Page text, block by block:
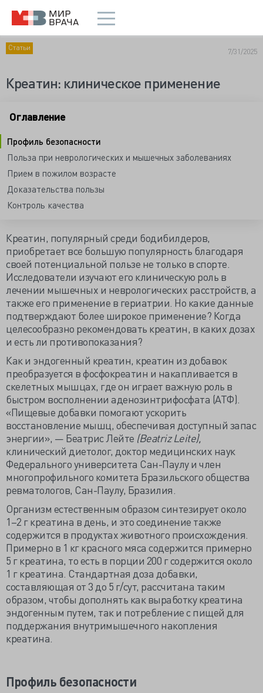
Статьи 7/31/2025
Креатин: клиническое применение
Оглавление
Профиль безопасности
Польза при неврологических и мышечных заболеваниях
Прием в пожилом возрасте
Доказательства пользы
Контроль качества
Креатин, популярный среди бодибилдеров,
приобретает все большую популярность благодаря
своей потенциальной пользе не только в спорте.
Исследователи изучают его клиническую роль в
лечении мышечных и неврологических расстройств, а
также его применение в гериатрии. Но какие данные
подтверждают более широкое применение? Когда
целесообразно рекомендовать креатин, в каких дозах
и есть ли противопоказания?
Как и эндогенный креатин, креатин из добавок
преобразуется в фосфокреатин и накапливается в
скелетных мышцах, где он играет важную роль в
быстром восполнении аденозинтрифосфата (АТФ).
«Пищевые добавки помогают ускорить
восстановление мышц, обеспечивая доступный запас
энергии», — Беатрис Лейте (Beatriz Leite),
клинический диетолог, доктор медицинских наук
Федерального университета Сан-Паулу и член
многопрофильного комитета Бразильского общества
ревматологов, Сан-Паулу, Бразилия.
Организм естественным образом синтезирует около
1–2 г креатина в день, и это соединение также
содержится в продуктах животного происхождения.
Примерно в 1 кг красного мяса содержится примерно
5 г креатина, то есть в порции 200 г содержится около
1 г креатина. Стандартная доза добавки,
составляющая от 3 до 5 г/сут, рассчитана таким
образом, чтобы дополнять как выработку креатина
эндогенным путем, так и потребление с пищей для
поддержания внутримышечного накопления
креатина.
Профиль безопасности